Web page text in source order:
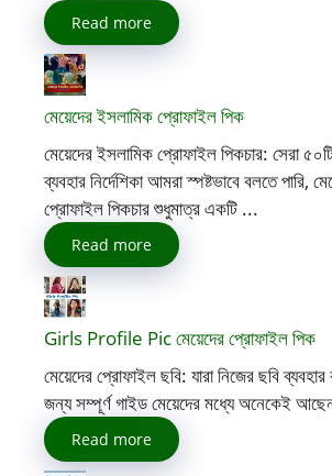
Read more
মেয়েদের ইসলামিক প্রোফাইল পিক
মেয়েদের ইসলামিক প্রোফাইল পিকচার: সেরা
ব্যবহার নির্দেশিকা আমরা স্পষ্টভাবে বলতে পারি,
প্রোফাইল পিকচার শুধুমাত্র একটি ...
Read more
Girls Profile Pic মেয়েদের প্রোফাইল পিক
মেয়েদের প্রোফাইল ছবি: যারা নিজের ছবি
জন্য সম্পূর্ণ গাইড মেয়েদের মধ্যে অনেকেই
Read more